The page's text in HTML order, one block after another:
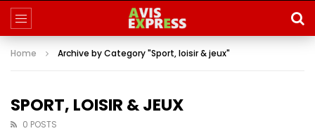
Home Archive by Category "Sport, loisir & jeux"
SPORT, LOISIR & JEUX
0 POSTS